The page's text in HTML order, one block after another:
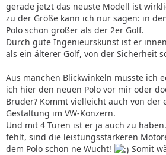
gerade jetzt das neuste Modell ist
zu der Größe kann ich nur sagen: in
Polo schon größer als der 2er Golf.
Durch gute Ingenieurskunst ist er
als ein älterer Golf, von der Sicherheit
Aus manchen Blickwinkeln musste ich
ich hier den neuen Polo vor mir oder
Bruder? Kommt vielleicht auch von der
Gestaltung im VW-Konzern.
Und mit 4 Türen ist er ja auch zu
fehlt, sind die leistungsstärkeren
dem Polo schon ne Wucht!
Somit